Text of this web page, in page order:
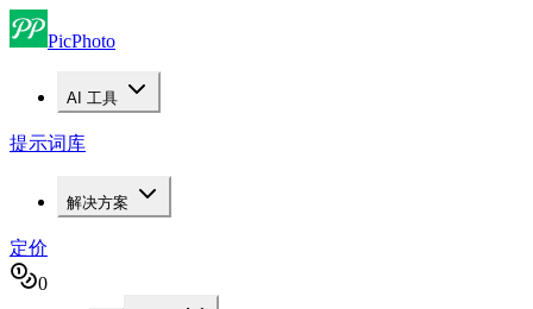
PicPhoto
AI 工具
提示词库
解决方案
定价
0